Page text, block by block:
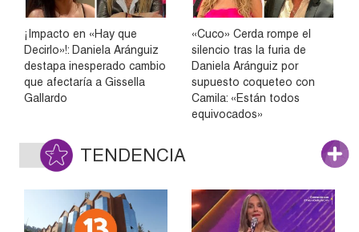
¡Impacto en «Hay que
Decirlo»!: Daniela Aránguiz
destapa inesperado cambio
que afectaría a Gissella
Gallardo
«Cuco» Cerda rompe el
silencio tras la furia de
Daniela Aránguiz por
supuesto coqueteo con
Camila: «Están todos
equivocados»
TENDENCIA